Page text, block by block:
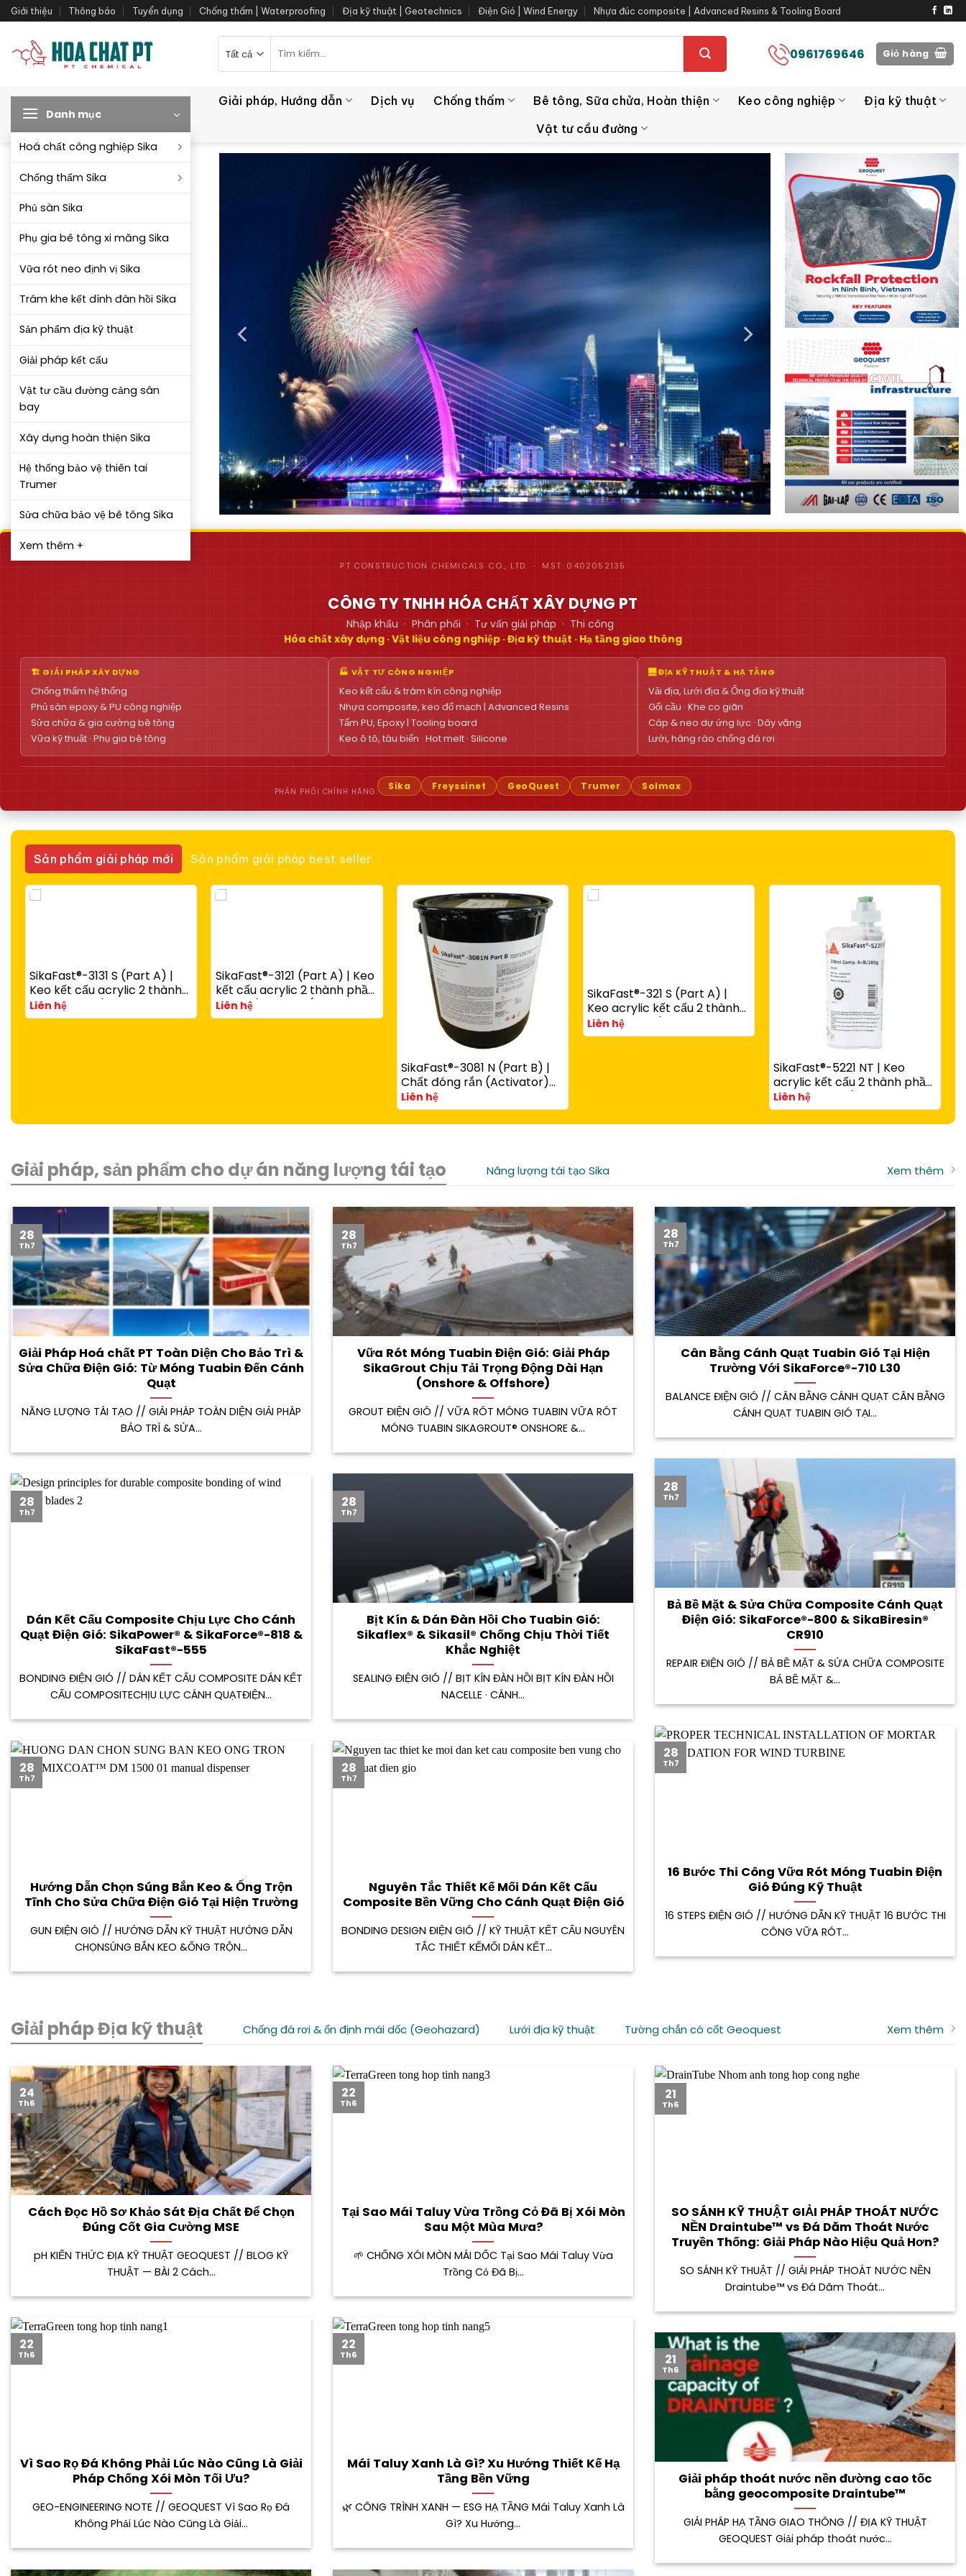
Bỏ
qua
dung
Giới thiệu Thông báo Tuyển dụng Chống thấm | Waterproofing Địa kỹ thuật | Geotechnics Điện Gió | Wind Energy Nhựa đúc composite | Advanced Resins & Tooling Board
kiếm:
0961769646 Giỏ hàng
Danh mục
Hoá chất công nghiệp Sika
Chống thấm Sika
Phủ sàn Sika
Phụ gia bê tông xi măng Sika
Vữa rót neo định vị Sika
Trám khe kết dính đàn hồi Sika
Sản phẩm địa kỹ thuật
Giải pháp kết cấu
Vật tư cầu đường cảng sân
bay
Xây dựng hoàn thiện Sika
Hệ thống bảo vệ thiên tai
Trumer
Sửa chữa bảo vệ bê tông Sika
Xem thêm +
Giải pháp, Hướng dẫn Dịch vụ Chống thấm Bê tông, Sữa chửa, Hoàn thiện Keo công nghiệp
Địa kỹ thuật
Vật tư cầu đường
PT CONSTRUCTION CHEMICALS CO., LTD. · MST: 0402052135
CÔNG TY TNHH HÓA CHẤT XÂY DỰNG PT
Nhập khẩu · Phân phối · Tư vấn giải pháp · Thi công
Hóa chất xây dựng · Vật liệu công nghiệp · Địa kỹ thuật · Hạ tầng giao thông
🏗 GIẢI PHÁP XÂY DỰNG
Chống thấm hệ thống
Phủ sàn epoxy & PU công nghiệp
Sửa chữa & gia cường bê tông
Vữa kỹ thuật · Phụ gia bê tông
🏭 VẬT TƯ CÔNG NGHIỆP
Keo kết cấu & trám kín công nghiệp
Nhựa composite, keo đổ mạch | Advanced Resins
Tấm PU, Epoxy | Tooling board
Keo ô tô, tàu biển · Hot melt · Silicone
🌉 ĐỊA KỸ THUẬT & HẠ TẦNG
Vải địa, Lưới địa & Ống địa kỹ thuật
Gối cầu · Khe co giãn
Cáp & neo dự ứng lực · Dây văng
Lưới, hàng rào chống đá rơi
PHÂN PHỐI CHÍNH HÃNG: Sika Freyssinet GeoQuest Trumer Solmax
Sản phẩm giải pháp mới Sản phẩm giải pháp best seller
SikaFast®-3131 S (Part A) |
Keo kết cấu acrylic 2 thành
phần đóng rắn nhanh dùng
với SikaFast®-3081 N (Part B)
Liên hệ
SikaFast®-3121 (Part A) | Keo
kết cấu acrylic 2 thành phần
đóng rắn nhanh (dùng với
SikaFast®-3081 N Part B)
Liên hệ
SikaFast®-3081 N (Part B) |
Chất đóng rắn (Activator)
cho keo acrylic kết cấu
SikaFast® 3100 Series
Liên hệ
SikaFast®-321 S (Part A) |
Keo acrylic kết cấu 2 thành
phần đóng rắn nhanh có hạt
chêm dùng với
Liên hệ
SikaFast®-5221 NT | Keo
acrylic kết cấu 2 thành phần
A và B đóng rắn nhanh cho
composite, kim loại và nhựa
kỹ thuật
Liên hệ
Giải pháp, sản phẩm cho dự án năng lượng tái tạo Năng lượng tái tạo Sika Xem thêm
Giải Pháp Hoá chất PT Toàn Diện Cho Bảo Trì &
Sửa Chữa Điện Gió: Từ Móng Tuabin Đến Cánh
Quạt
NĂNG LƯỢNG TÁI TẠO // GIẢI PHÁP TOÀN DIỆN GIẢI PHÁP
BẢO TRÌ & SỬA...
28
Th7
Vữa Rót Móng Tuabin Điện Gió: Giải Pháp
SikaGrout Chịu Tải Trọng Động Dài Hạn
(Onshore & Offshore)
GROUT ĐIỆN GIÓ // VỮA RÓT MÓNG TUABIN VỮA RÓT
MÓNG TUABIN SIKAGROUT® ONSHORE &...
28
Th7
Cân Bằng Cánh Quạt Tuabin Gió Tại Hiện
Trường Với SikaForce®-710 L30
BALANCE ĐIỆN GIÓ // CÂN BẰNG CÁNH QUẠT CÂN BẰNG
CÁNH QUẠT TUABIN GIÓ TẠI...
28
Th7
Bả Bề Mặt & Sửa Chữa Composite Cánh Quạt
Điện Gió: SikaForce®-800 & SikaBiresin®
CR910
REPAIR ĐIỆN GIÓ // BẢ BỀ MẶT & SỬA CHỮA COMPOSITE
BẢ BỀ MẶT &...
28
Th7
Dán Kết Cấu Composite Chịu Lực Cho Cánh
Quạt Điện Gió: SikaPower® & SikaForce®-818 &
SikaFast®-555
BONDING ĐIỆN GIÓ // DÁN KẾT CẤU COMPOSITE DÁN KẾT
CẤU COMPOSITECHỊU LỰC CÁNH QUẠTĐIỆN...
28
Th7
Bịt Kín & Dán Đàn Hồi Cho Tuabin Gió:
Sikaflex® & Sikasil® Chống Chịu Thời Tiết
Khắc Nghiệt
SEALING ĐIỆN GIÓ // BỊT KÍN ĐÀN HỒI BỊT KÍN ĐÀN HỒI
NACELLE · CÁNH...
28
Th7
16 Bước Thi Công Vữa Rót Móng Tuabin Điện
Gió Đúng Kỹ Thuật
16 STEPS ĐIỆN GIÓ // HƯỚNG DẪN KỸ THUẬT 16 BƯỚC THI
CÔNG VỮA RÓT...
28
Th7
Hướng Dẫn Chọn Súng Bắn Keo & Ống Trộn
Tĩnh Cho Sửa Chữa Điện Gió Tại Hiện Trường
GUN ĐIỆN GIÓ // HƯỚNG DẪN KỸ THUẬT HƯỚNG DẪN
CHỌNSÚNG BẮN KEO &ỐNG TRỘN...
28
Th7
Nguyên Tắc Thiết Kế Mối Dán Kết Cấu
Composite Bền Vững Cho Cánh Quạt Điện Gió
BONDING DESIGN ĐIỆN GIÓ // KỸ THUẬT KẾT CẤU NGUYÊN
TẮC THIẾT KẾMỐI DÁN KẾT...
28
Th7
Giải pháp Địa kỹ thuật Chống đá rơi & ổn định mái dốc (Geohazard) Lưới địa kỹ thuật Tường chắn có cốt Geoquest Xem thêm
Cách Đọc Hồ Sơ Khảo Sát Địa Chất Để Chọn
Đúng Cốt Gia Cường MSE
pH KIẾN THỨC ĐỊA KỸ THUẬT GEOQUEST // BLOG KỸ
THUẬT — BÀI 2 Cách...
24
Th6
Tại Sao Mái Taluy Vừa Trồng Cỏ Đã Bị Xói Mòn
Sau Một Mùa Mưa?
🌱 CHỐNG XÓI MÒN MÁI DỐC Tại Sao Mái Taluy Vừa
Trồng Cỏ Đã Bị...
22
Th6
SO SÁNH KỸ THUẬT GIẢI PHÁP THOÁT NƯỚC
NỀN Draintube™ vs Đá Dăm Thoát Nước
Truyền Thống: Giải Pháp Nào Hiệu Quả Hơn?
SO SÁNH KỸ THUẬT // GIẢI PHÁP THOÁT NƯỚC NỀN
Draintube™ vs Đá Dăm Thoát...
21
Th6
Vì Sao Rọ Đá Không Phải Lúc Nào Cũng Là Giải
Pháp Chống Xói Mòn Tối Ưu?
GEO-ENGINEERING NOTE // GEOQUEST Vì Sao Rọ Đá
Không Phải Lúc Nào Cũng Là Giải...
22
Th6
Mái Taluy Xanh Là Gì? Xu Hướng Thiết Kế Hạ
Tầng Bền Vững
🌿 CÔNG TRÌNH XANH — ESG HẠ TẦNG Mái Taluy Xanh Là
Gì? Xu Hướng...
22
Th6
Giải pháp thoát nước nền đường cao tốc
bằng geocomposite Draintube™
GIẢI PHÁP HẠ TẦNG GIAO THÔNG // ĐỊA KỸ THUẬT
GEOQUEST Giải pháp thoát nước...
21
Th6